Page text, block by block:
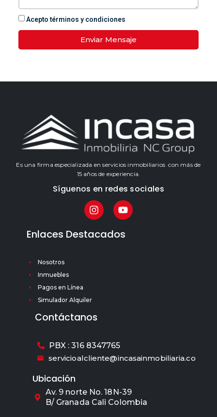
Acepto términos y condiciones
Enviar Mensaje
Es una firma especializada en servicios inmobiliarios con más de
15 años de experiencia.
Síguenos en redes sociales
Enlaces Destacados
Nosotros
Inmuebles
Pagos en Línea
Simulador Alquiler
Contáctanos
PBX : 316 8347765
servicioalcliente@incasainmobiliaria.co
Ubicación
Av. 9 norte No. 18N-39
B/ Granada Cali Colombia